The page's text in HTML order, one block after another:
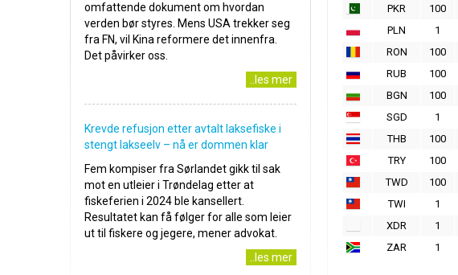
PKR
100
PLN
1
RON
100
RUB
100
BGN
100
SGD
1
THB
100
TRY
100
TWD
100
TWI
1
XDR
1
ZAR
1
omfattende dokument om hvordan
verden bør styres. Mens USA trekker seg
fra FN, vil Kina reformere det innenfra.
Det påvirker oss.
..les mer
Krevde refusjon etter avtalt laksefiske i
stengt lakseelv – nå er dommen klar
Fem kompiser fra Sørlandet gikk til sak
mot en utleier i Trøndelag etter at
fiskeferien i 2024 ble kansellert.
Resultatet kan få følger for alle som leier
ut til fiskere og jegere, mener advokat.
..les mer